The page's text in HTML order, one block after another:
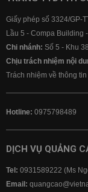
Giấy phép số 3324/GP-
Lầu 5 - Compa Building
Chi nhánh: Số 5 - Khu
Chịu trách nhiệm nội
Trách nhiệm về thông tin
Hotline: 0975798489
DỊCH VỤ QUẢNG
Tel: 0931589222 (Ms
Email: